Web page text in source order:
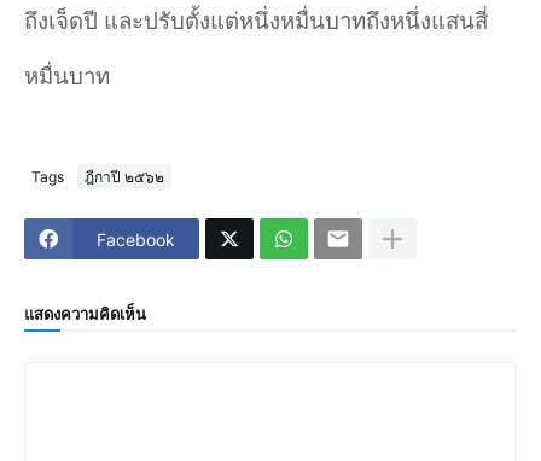
ถึงเจ็ดปี และปรับตั้งแต่หนึ่งหมื่นบาทถึงหนึ่งแสนสี่
หมื่นบาท
Tags ฎีกาปี ๒๕๖๒
Facebook
แสดงความคิดเห็น